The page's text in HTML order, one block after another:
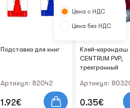
Подставка для книг
Артикул: 82042
1.92€
Клей-карандаш
CENTRUM PVP,
трехгранный
Артикул:
0.35€
Цена с НДС
Цена без НДС